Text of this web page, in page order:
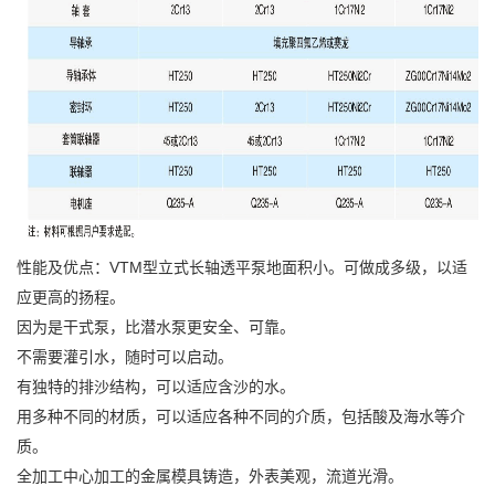
性能及优点：VTM型立式长轴透平泵地面积小。可做成多级，以适
应更高的扬程。
因为是干式泵，比潜水泵更安全、可靠。
不需要灌引水，随时可以启动。
有独特的排沙结构，可以适应含沙的水。
用多种不同的材质，可以适应各种不同的介质，包括酸及海水等介
质。
全加工中心加工的金属模具铸造，外表美观，流道光滑。